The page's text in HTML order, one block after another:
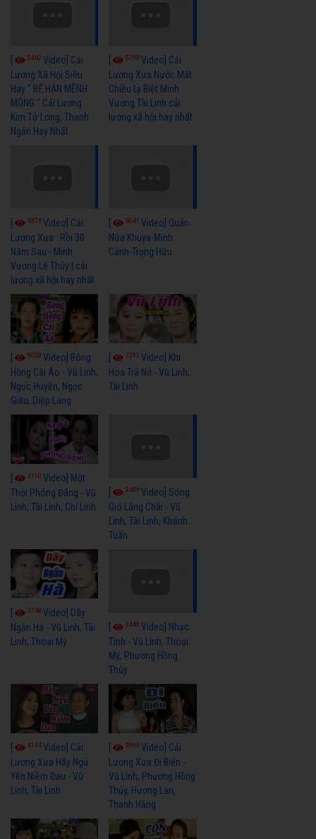
5462 Video] Cải
Lương Xã Hội Siêu
Hay " BỂ HẬN MÊNH
MÔNG " Cải Lương
Kim Tử Long, Thanh
Ngân Hay Nhất
5739Video] Cải
Lương Xưa Nước Mắt
Chiều Ly Biệt Minh
Vương Tài Linh cải
lương xã hội hay nhất
6326Video] Cải
Lương Xưa : Rồi 30
Năm Sau - Minh
Vương Lệ Thủy | cải
lương xã hội hay nhất
6041Video] Quán
Nửa Khuya-Minh
Cảnh-Trọng Hữu
9059 Video] Bông
Hồng Cài Áo - Vũ Linh,
Ngọc Huyền, Ngọc
Giàu, Diệp Lang
7352Video] Khi
Hoa Trà Nở - Vũ Linh,
Tài Linh
4110 Video] Một
Thời Phóng Đãng - Vũ
Linh, Tài Linh, Chí Linh
3659Video] Sóng
Gió Làng Chài - Vũ
Linh, Tài Linh, Khánh
Tuấn
3768 Video] Dãy
Ngân Hà - Vũ Linh, Tài
Linh, Thoại Mỹ
3440Video] Nhạc
Tình - Vũ Linh, Thoại
Mỹ, Phương Hồng
Thủy
4114Video] Cải
Lương Xưa Hãy Ngủ
Yên Niềm Đau - Vũ
Linh, Tài Linh
3966Video] Cải
Lương Xưa Đi Biển -
Vũ Linh, Phương Hồng
Thủy, Hương Lan,
Thanh Hằng